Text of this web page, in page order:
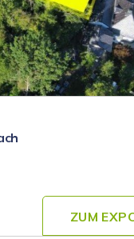
ZUM